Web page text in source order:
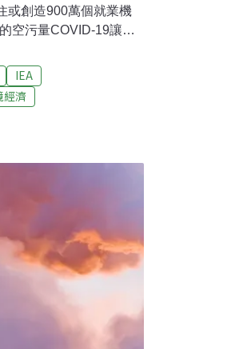
或創造900萬個就業機
空污量COVID-19讓全
顧不及環保，造成後
麼避免歷史重蹈覆
，趕在全球解封所有
Recovery-World
一把罩首先，IEA的計畫
就業」、「建立
IEA
經濟